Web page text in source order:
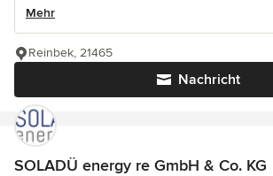
Mehr
Nachricht
Reinbek, 21465
SOLADÜ energy re GmbH & Co. KG